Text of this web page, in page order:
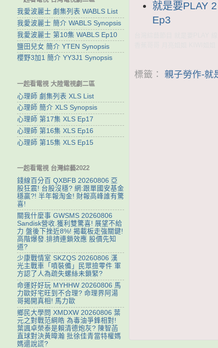
就是要PLAY
Ep3
標籤： 親子勞作-就
我愛波麗士 劇集列表 WABLS List
我愛波麗士 簡介 WABLS Synopsis
我愛波麗士 第10集 WABLS Ep10
鹽田兒女 簡介 YTEN Synopsis
櫻野3加1 簡介 YY3J1 Synopsis
一起看電視 大陸電視劇二區
心理師 劇集列表 XLS List
心理師 簡介 XLS Synopsis
心理師 第17集 XLS Ep17
心理師 第16集 XLS Ep16
心理師 第15集 XLS Ep15
一起看電視 台灣綜藝2022
錢線百分百 QXBFB 20260806 亞
股狂震! 台股沒穩? 網:跟單國安基金
穩贏?! 半年報淘金! 財報高峰誰有驚
喜!
關我什麼事 GWSMS 20260806
Sandisk營收.獲利雙驚喜! 展望不給
力 盤後下挫近8%! 揭載板走強關鍵!
高階爆發.排擠連鎖效應 股價先知
道?
少康戰情室 SKZQS 20260806 漢
光主戰車「噴裝備」民眾撿零件 軍
方認了人為疏失螺絲未鎖緊?
命運好好玩 MYHHW 20260806 馬
力歐好宅旺到不合理? 命理界阿湯
哥揭開真相! 馬力歐
鄉民大學問 XMDXW 20260806 葉
元之對戰范綱皓 為毒油爭鋒相對!
葉諷卓榮泰是賴清德炮灰? 陳智菡
直球對決黃暐瀚 批徐佳青當特權媽
媽還說謊?